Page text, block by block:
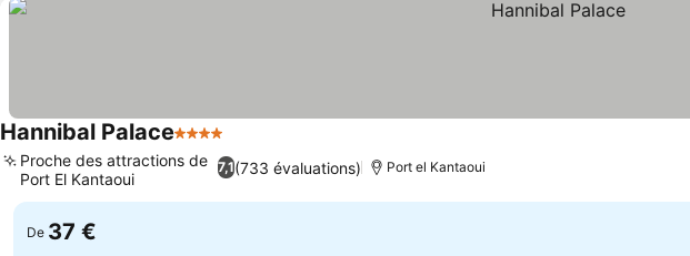
Hannibal Palace4 Étoiles
7,1(733 évaluations)
Proche des attractions de
Port El Kantaoui
Port el Kantaoui
De 37 €